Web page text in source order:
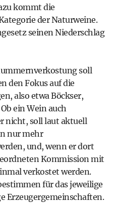
kommt die
der Naturweine.
seinen Niederschlag
soll
den Fokus auf die
also etwa Böckser,
ein Wein auch
nicht, soll laut aktuell
nur mehr
und, wenn er dort
Kommission mit
verkostet werden.
für das jeweilige
Erzeugergemeinschaften.